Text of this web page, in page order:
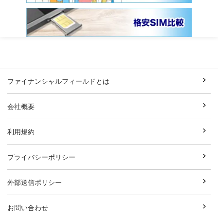
ファイナンシャルフィールドとは
会社概要
利用規約
プライバシーポリシー
外部送信ポリシー
お問い合わせ